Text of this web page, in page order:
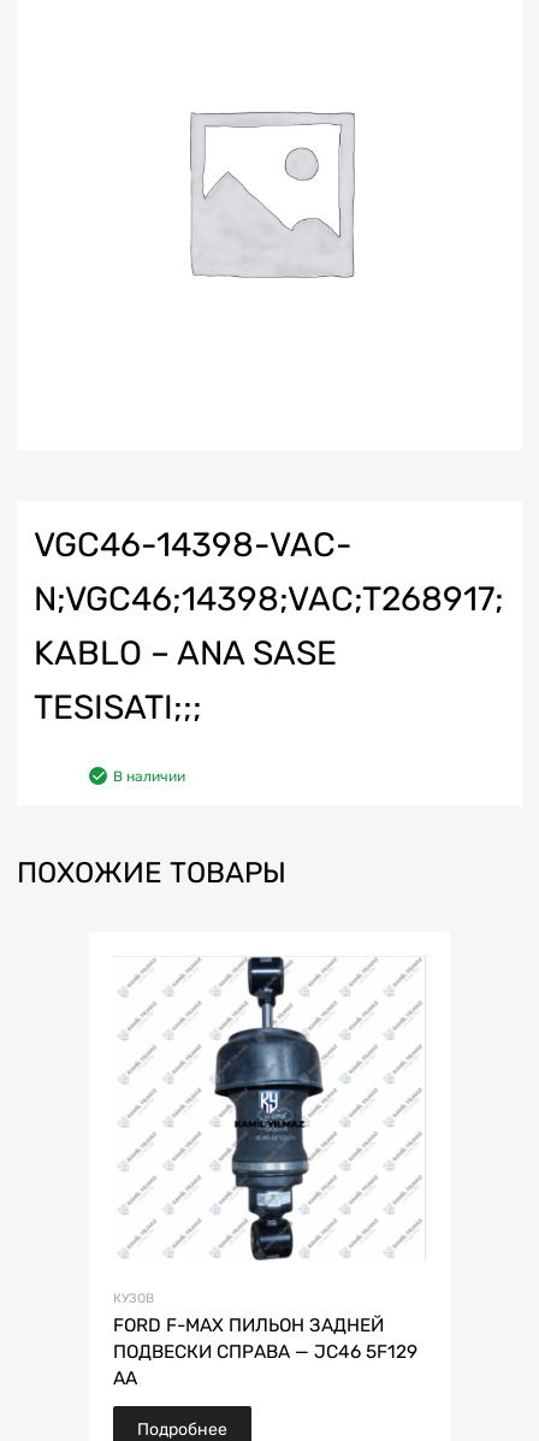
VGC46-14398-VAC-
N;VGC46;14398;VAC;T268917;
KABLO – ANA SASE
TESISATI;;;
В наличии
ПОХОЖИЕ ТОВАРЫ
КУЗОВ
FORD F-MAX ПИЛЬОН ЗАДНЕЙ
ПОДВЕСКИ СПРАВА — JC46 5F129
AA
Подробнее